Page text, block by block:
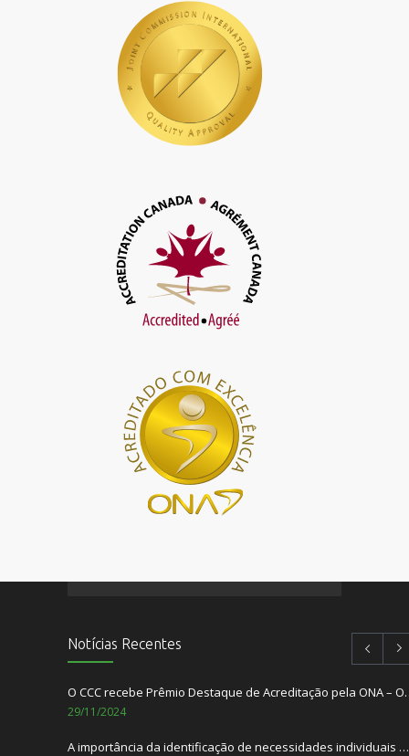
Notícias Recentes
O CCC recebe Prêmio
29/11/2024
A importância da identificação de necessidades individuais dos pacientes